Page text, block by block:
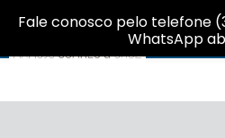
Fale conosco pelo telefone
WhatsApp